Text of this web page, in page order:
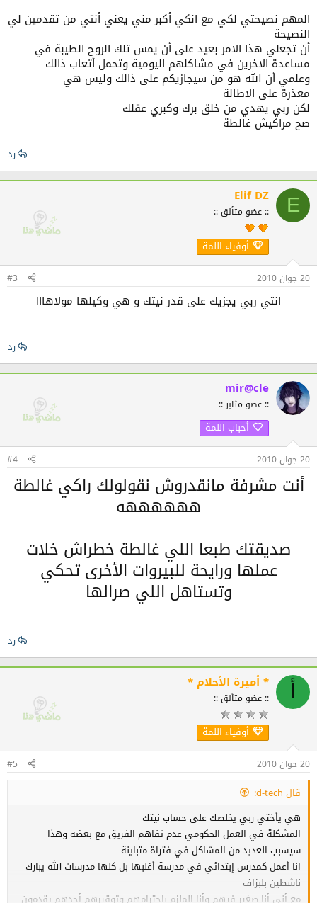
المهم نصيحتي لكي مع انكي أكبر مني يعني أنتي من تقدمين لي
النصيحة
أن تجعلي هذا الامر بعيد على أن يمس تلك الروح الطيبة في
مساعدة الاخرين في مشاكلهم اليومية وتحمل أتعاب ذالك
وعلمي أن الله هو من سيجازيكم على ذالك وليس هي
معذرة على الاطالة
لكن ربي يهدي من خلق برك وكبري عقلك
صح مراكيش غالطة
رد
E
Elif DZ
:: عضو متألق ::
أوفياء اللمة
20 جوان 2010 #3
انتي ربي يجزيك على قدر نيتك و هي وكيلها مولاهااا
رد
mir@cle
:: عضو مثابر ::
أحباب اللمة
20 جوان 2010 #4
أنت مشرفة مانقدروش نقولولك راكي غالطة
ههههههه
صديقتك طبعا اللي غالطة خطراش خلات
عملها ورايحة للبيروات الأخرى تحكي
وتستاهل اللي صرالها
رد
* أميرة الأحلام *
:: عضو متألق ::
أوفياء اللمة
20 جوان 2010 #5
قال d-tech:
هي يأختي ربي يخلصك على حساب نيتك
المشكلة في العمل الحكومي عدم تفاهم الفريق مع بعضه وهذا
سيسبب العديد من المشاكل في فتراة متباينة
انا أعمل كمدرس إبتدائي في مدرسة أغلبها بل كلها مدرسات الله يبارك
ناشطين بلبزاف
مع أني أنا صغير فيهم وأنا الملزم بإحترامهم وتوقيرهم أجدهم يقدمون